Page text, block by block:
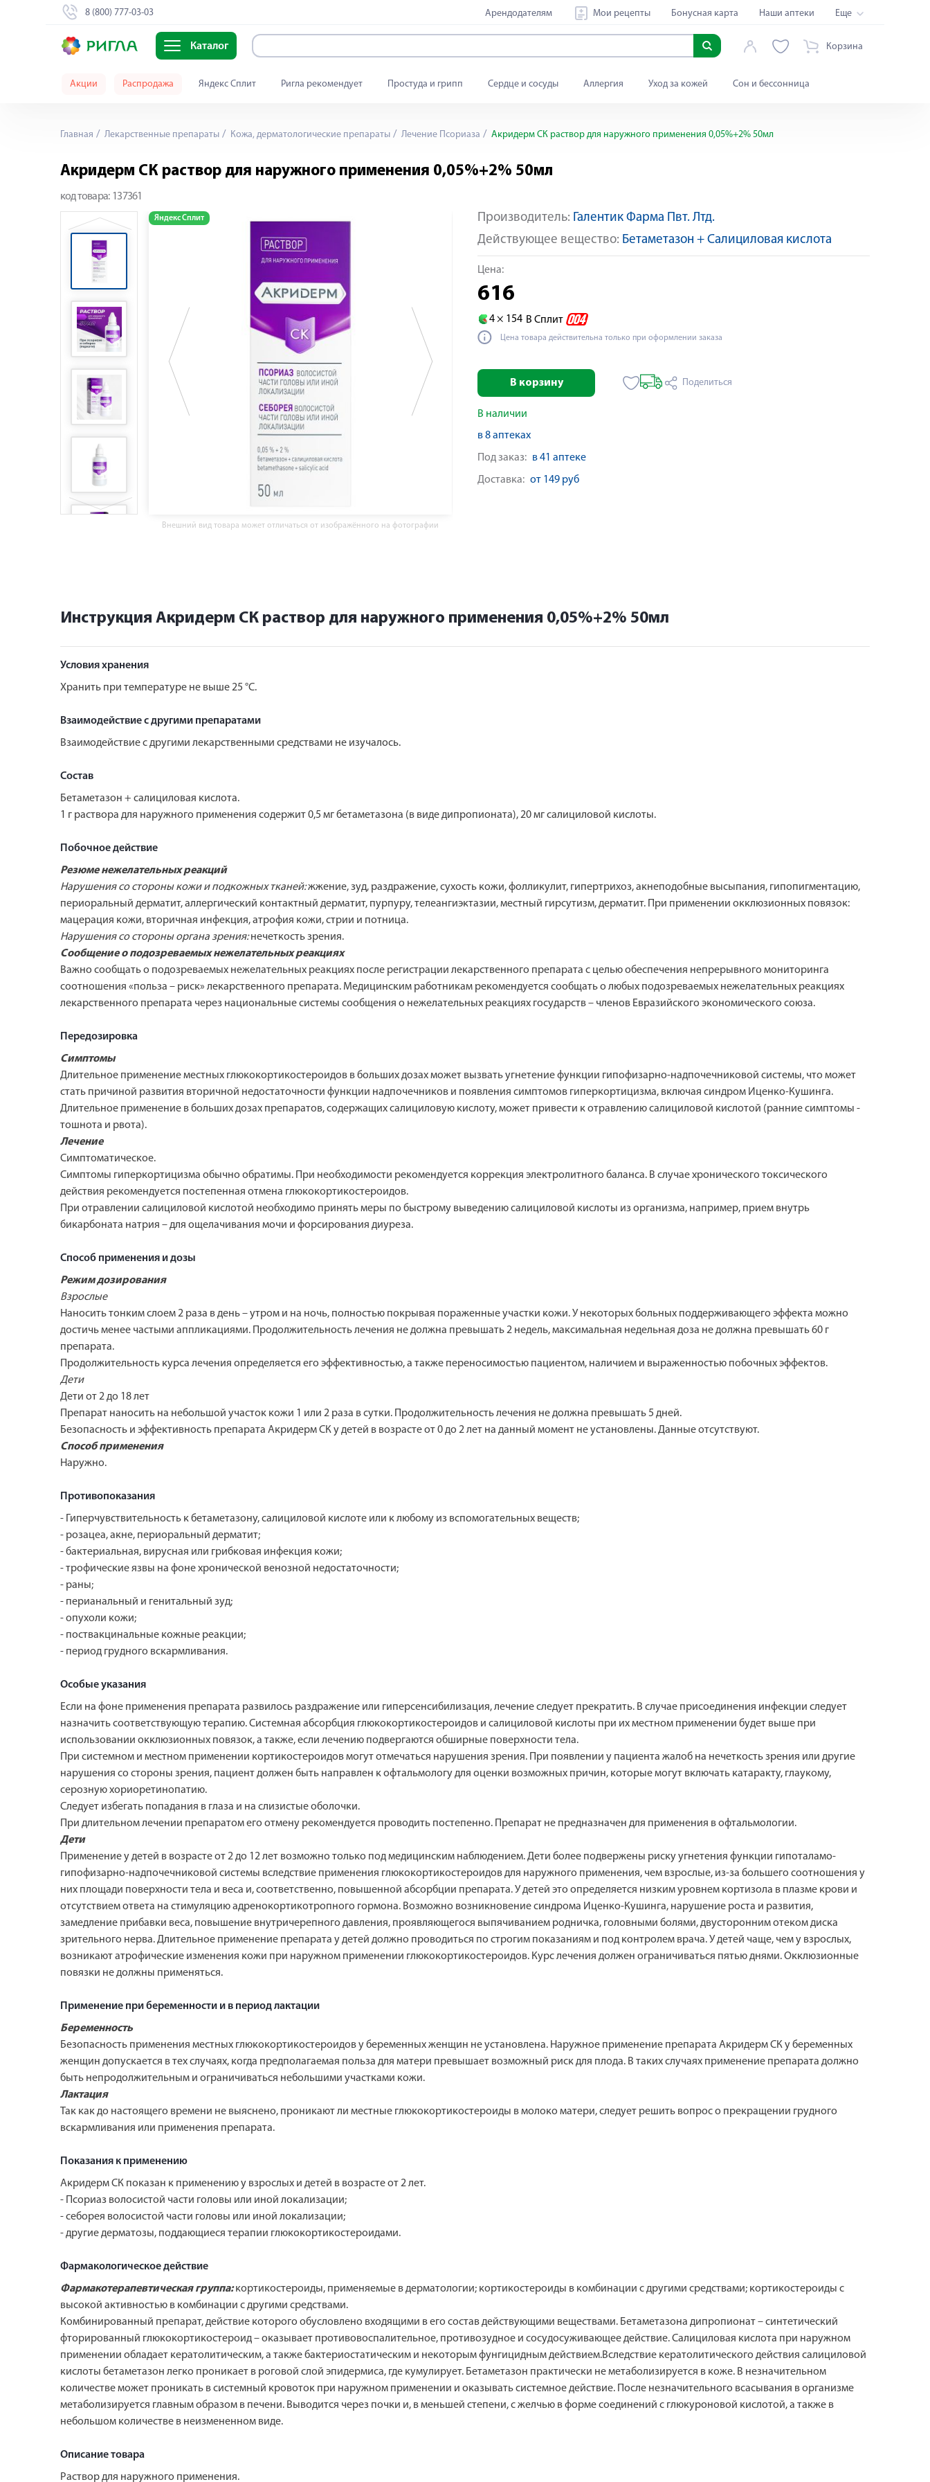
8 (800) 777-03-03 Арендодателям Мои рецепты Бонусная карта Наши аптеки Еще
Каталог Корзина
Акции Распродажа Яндекс Сплит Ригла рекомендует Простуда и грипп Сердце и сосуды Аллергия Уход за кожей Сон и бессонница
Главная Лекарственные препараты Кожа, дерматологические препараты Лечение Псориаза Акридерм СК раствор для наружного применения 0,05%+2% 50мл
Акридерм СК раствор для наружного применения 0,05%+2% 50мл
код товара: 137361
Яндекс Сплит Яндекс Сплит
Внешний вид товара может отличаться от изображённого на фотографии
Производитель: Галентик Фарма Пвт. Лтд.
Действующее вещество: Бетаметазон + Салициловая кислота
Цена:
616
4 × 154 В Сплит
Цена товара действительна только при оформлении заказа
В корзину Поделиться
В наличии
в 8 аптеках
Под заказ: в 41 аптеке
Доставка: от 149 руб
Инструкция Акридерм СК раствор для наружного применения 0,05%+2% 50мл
Условия хранения
Хранить при температуре не выше 25 °С.
Взаимодействие с другими препаратами
Взаимодействие с другими лекарственными средствами не изучалось.
Состав
Бетаметазон + салициловая кислота.
1 г раствора для наружного применения содержит 0,5 мг бетаметазона (в виде дипропионата), 20 мг салициловой кислоты.
Побочное действие
Резюме нежелательных реакций
Нарушения со стороны кожи и подкожных тканей:жжение, зуд, раздражение, сухость кожи, фолликулит, гипертрихоз, акнеподобные высыпания, гипопигментацию,
периоральный дерматит, аллергический контактный дерматит, пурпуру, телеангиэктазии, местный гирсутизм, дерматит. При применении окклюзионных повязок:
мацерация кожи, вторичная инфекция, атрофия кожи, стрии и потница.
Нарушения со стороны органа зрения:нечеткость зрения.
Сообщение о подозреваемых нежелательных реакциях
Важно сообщать о подозреваемых нежелательных реакциях после регистрации лекарственного препарата с целью обеспечения непрерывного мониторинга
соотношения «польза – риск» лекарственного препарата. Медицинским работникам рекомендуется сообщать о любых подозреваемых нежелательных реакциях
лекарственного препарата через национальные системы сообщения о нежелательных реакциях государств – членов Евразийского экономического союза.
Передозировка
Симптомы
Длительное применение местных глюкокортикостероидов в больших дозах может вызвать угнетение функции гипофизарно-надпочечниковой системы, что может
стать причиной развития вторичной недостаточности функции надпочечников и появления симптомов гиперкортицизма, включая синдром Иценко-Кушинга.
Длительное применение в больших дозах препаратов, содержащих салициловую кислоту, может привести к отравлению салициловой кислотой (ранние симптомы -
тошнота и рвота).
Лечение
Симптоматическое.
Симптомы гиперкортицизма обычно обратимы. При необходимости рекомендуется коррекция электролитного баланса. В случае хронического токсического
действия рекомендуется постепенная отмена глюкокортикостероидов.
При отравлении салициловой кислотой необходимо принять меры по быстрому выведению салициловой кислоты из организма, например, прием внутрь
бикарбоната натрия – для ощелачивания мочи и форсирования диуреза.
Способ применения и дозы
Режим дозирования
Взрослые
Наносить тонким слоем 2 раза в день – утром и на ночь, полностью покрывая пораженные участки кожи. У некоторых больных поддерживающего эффекта можно
достичь менее частыми аппликациями. Продолжительность лечения не должна превышать 2 недель, максимальная недельная доза не должна превышать 60 г
препарата.
Продолжительность курса лечения определяется его эффективностью, а также переносимостью пациентом, наличием и выраженностью побочных эффектов.
Дети
Дети от 2 до 18 лет
Препарат наносить на небольшой участок кожи 1 или 2 раза в сутки. Продолжительность лечения не должна превышать 5 дней.
Безопасность и эффективность препарата Акридерм СК у детей в возрасте от 0 до 2 лет на данный момент не установлены. Данные отсутствуют.
Способ применения
Наружно.
Противопоказания
- Гиперчувствительность к бетаметазону, салициловой кислоте или к любому из вспомогательных веществ;
- розацеа, акне, периоральный дерматит;
- бактериальная, вирусная или грибковая инфекция кожи;
- трофические язвы на фоне хронической венозной недостаточности;
- раны;
- перианальный и генитальный зуд;
- опухоли кожи;
- поствакцинальные кожные реакции;
- период грудного вскармливания.
Особые указания
Если на фоне применения препарата развилось раздражение или гиперсенсибилизация, лечение следует прекратить. В случае присоединения инфекции следует
назначить соответствующую терапию. Системная абсорбция глюкокортикостероидов и салициловой кислоты при их местном применении будет выше при
использовании окклюзионных повязок, а также, если лечению подвергаются обширные поверхности тела.
При системном и местном применении кортикостероидов могут отмечаться нарушения зрения. При появлении у пациента жалоб на нечеткость зрения или другие
нарушения со стороны зрения, пациент должен быть направлен к офтальмологу для оценки возможных причин, которые могут включать катаракту, глаукому,
серозную хориоретинопатию.
Следует избегать попадания в глаза и на слизистые оболочки.
При длительном лечении препаратом его отмену рекомендуется проводить постепенно. Препарат не предназначен для применения в офтальмологии.
Дети
Применение у детей в возрасте от 2 до 12 лет возможно только под медицинским наблюдением. Дети более подвержены риску угнетения функции гипоталамо-
гипофизарно-надпочечниковой системы вследствие применения глюкокортикостероидов для наружного применения, чем взрослые, из-за большего соотношения у
них площади поверхности тела и веса и, соответственно, повышенной абсорбции препарата. У детей это определяется низким уровнем кортизола в плазме крови и
отсутствием ответа на стимуляцию адренокортикотропного гормона. Возможно возникновение синдрома Иценко-Кушинга, нарушение роста и развития,
замедление прибавки веса, повышение внутричерепного давления, проявляющегося выпячиванием родничка, головными болями, двусторонним отеком диска
зрительного нерва. Длительное применение препарата у детей должно проводиться по строгим показаниям и под контролем врача. У детей чаще, чем у взрослых,
возникают атрофические изменения кожи при наружном применении глюкокортикостероидов. Курс лечения должен ограничиваться пятью днями. Окклюзионные
повязки не должны применяться.
Применение при беременности и в период лактации
Беременность
Безопасность применения местных глюкокортикостероидов у беременных женщин не установлена. Наружное применение препарата Акридерм СК у беременных
женщин допускается в тех случаях, когда предполагаемая польза для матери превышает возможный риск для плода. В таких случаях применение препарата должно
быть непродолжительным и ограничиваться небольшими участками кожи.
Лактация
Так как до настоящего времени не выяснено, проникают ли местные глюкокортикостероиды в молоко матери, следует решить вопрос о прекращении грудного
вскармливания или применения препарата.
Показания к применению
Акридерм СК показан к применению у взрослых и детей в возрасте от 2 лет.
- Псориаз волосистой части головы или иной локализации;
- себорея волосистой части головы или иной локализации;
- другие дерматозы, поддающиеся терапии глюкокортикостероидами.
Фармакологическое действие
Фармакотерапевтическая группа:кортикостероиды, применяемые в дерматологии; кортикостероиды в комбинации с другими средствами; кортикостероиды с
высокой активностью в комбинации с другими средствами.
Комбинированный препарат, действие которого обусловлено входящими в его состав действующими веществами. Бетаметазона дипропионат – синтетический
фторированный глюкокортикостероид – оказывает противовоспалительное, противозудное и сосудосуживающее действие. Салициловая кислота при наружном
применении обладает кератолитическим, а также бактериостатическим и некоторым фунгицидным действием.Вследствие кератолитического действия салициловой
кислоты бетаметазон легко проникает в роговой слой эпидермиса, где кумулирует. Бетаметазон практически не метаболизируется в коже. В незначительном
количестве может проникать в системный кровоток при наружном применении и оказывать системное действие. После незначительного всасывания в организме
метаболизируется главным образом в печени. Выводится через почки и, в меньшей степени, с желчью в форме соединений с глюкуроновой кислотой, а также в
небольшом количестве в неизмененном виде.
Описание товара
Раствор для наружного применения.